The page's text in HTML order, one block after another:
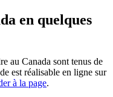
en quelques
au Canada sont tenus de
est réalisable en ligne sur
à la page.